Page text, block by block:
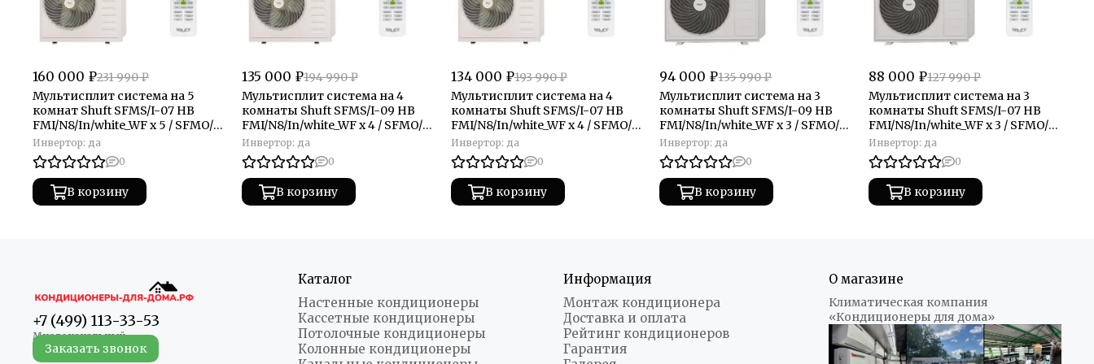
160 000 ₽231 990 ₽
Мультисплит система на 5
комнат Shuft SFMS/I-07 HB
FMI/N8/In/white_WF x 5 / SFMO/I-
42 FMI-5/N8/Out
Инвертор: да
0
В корзину
135 000 ₽194 990 ₽
Мультисплит система на 4
комнаты Shuft SFMS/I-09 HB
FMI/N8/In/white_WF x 4 / SFMO/I-
32 FMI-4/N8/Out
Инвертор: да
0
В корзину
134 000 ₽193 990 ₽
Мультисплит система на 4
комнаты Shuft SFMS/I-07 HB
FMI/N8/In/white_WF x 4 / SFMO/I-
32 FMI-4/N8/Out
Инвертор: да
0
В корзину
94 000 ₽135 990 ₽
Мультисплит система на 3
комнаты Shuft SFMS/I-09 HB
FMI/N8/In/white_WF x 3 / SFMO/I-
27 FMI-3/N8/Out
Инвертор: да
0
В корзину
88 000 ₽127 990 ₽
Мультисплит система на 3
комнаты Shuft SFMS/I-07 HB
FMI/N8/In/white_WF x 3 / SFMO/I-
21 FMI-3/N8/Out
Инвертор: да
0
В корзину
+7 (499) 113-33-53
Заказать звонок
Каталог
Настенные кондиционеры
Кассетные кондиционеры
Потолочные кондиционеры
Колонные кондиционеры
Информация
Монтаж кондиционера
Доставка и оплата
Рейтинг кондиционеров
Гарантия
О магазине
Климатическая компания
«Кондиционеры для дома»